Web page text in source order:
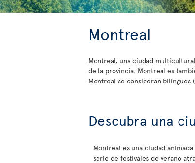
Montreal
Montreal, una ciudad
de la provincia. Montreal es
Montreal se consideran bilingües
Descubra una
Montreal es una ciudad
serie de festivales de verano